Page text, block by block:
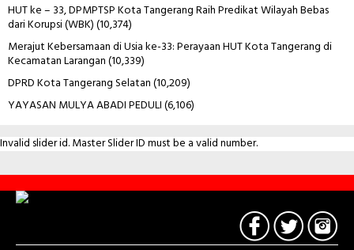
HUT ke – 33, DPMPTSP Kota Tangerang Raih Predikat Wilayah Bebas
dari Korupsi (WBK)(10,374)
Merajut Kebersamaan di Usia ke-33: Perayaan HUT Kota Tangerang di
Kecamatan Larangan(10,339)
DPRD Kota Tangerang Selatan(10,209)
YAYASAN MULYA ABADI PEDULI(6,106)
Invalid slider id. Master Slider ID must be a valid number.
Contact
Us